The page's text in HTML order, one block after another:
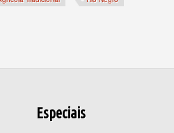
Especiais